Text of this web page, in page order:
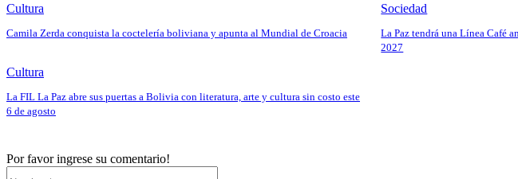
Cultura
Camila Zerda conquista la coctelería boliviana y apunta al Mundial de Croacia
Sociedad
La Paz tendrá una Línea Café
2027
Cultura
La FIL La Paz abre sus puertas a Bolivia con literatura, arte y cultura sin costo este
6 de agosto
Por favor ingrese su comentario!